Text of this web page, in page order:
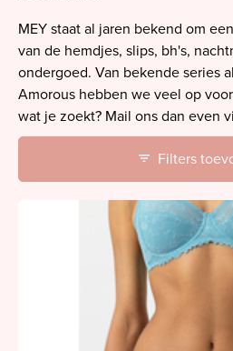
MEY staat al jaren bekend om
van de hemdjes, slips, bh's,
ondergoed. Van bekende series
Amorous hebben we veel op
wat je zoekt? Mail ons dan even
Filters